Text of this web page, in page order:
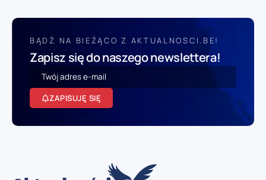
BĄDŹ NA BIEŻĄCO Z AKTUALNOSCI.BE!
Zapisz się do naszego newslettera!
ZAPISUJĘ SIĘ